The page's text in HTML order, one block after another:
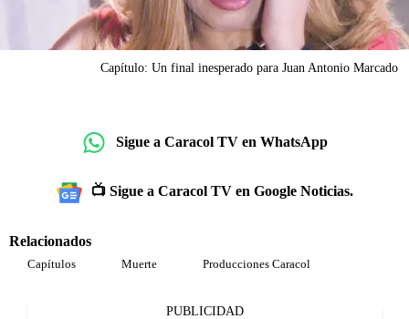
Capítulo: Un final inesperado para Juan Antonio Marcado
Sigue a Caracol TV en WhatsApp
📺 Sigue a Caracol TV en Google Noticias.
Relacionados
Capítulos Muerte Producciones Caracol
PUBLICIDAD